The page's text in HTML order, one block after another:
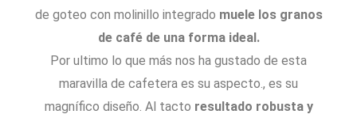
de goteo con molinillo integrado muele los granos
de café de una forma ideal.
Por ultimo lo que más nos ha gustado de esta
maravilla de cafetera es su aspecto., es su
magnífico diseño. Al tacto resultado robusta y